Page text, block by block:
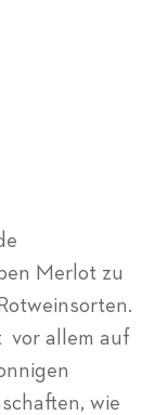
Merlot zu
vor allem auf
wie